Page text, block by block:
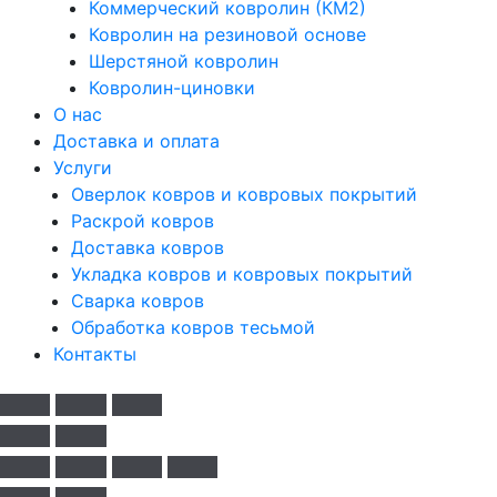
Коммерческий ковролин (КМ2)
Ковролин на резиновой основе
Шерстяной ковролин
Ковролин-циновки
О нас
Доставка и оплата
Услуги
Оверлок ковров и ковровых покрытий
Раскрой ковров
Доставка ковров
Укладка ковров и ковровых покрытий
Сварка ковров
Обработка ковров тесьмой
Контакты